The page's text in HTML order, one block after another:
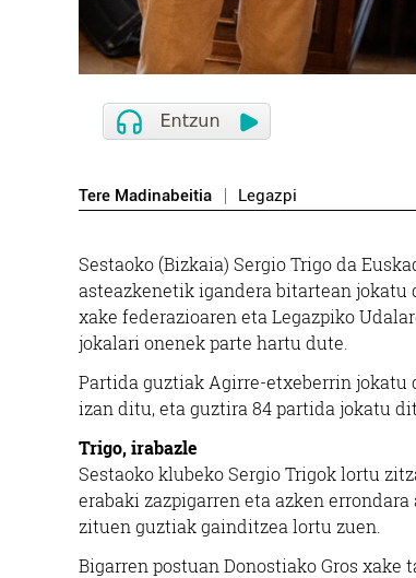
Tere Madinabeitia Legazpi
Sestaoko (Bizkaia) Sergio Trigo da
asteazkenetik igandera bitartean
xake federazioaren eta Legazpiko
jokalari onenek parte hartu dute.
Partida guztiak Agirre-etxeberrin jokatu
izan ditu, eta guztira 84 partida jokatu
Trigo, irabazle
Sestaoko klubeko Sergio Trigok lortu
erabaki zazpigarren eta azken
zituen guztiak gainditzea lortu zuen.
Bigarren postuan Donostiako Gros